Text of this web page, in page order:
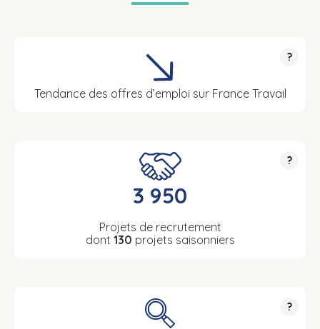
?
Tendance des offres d’emploi sur France Travail
?
3 950
Projets de recrutement
dont 130 projets saisonniers
?